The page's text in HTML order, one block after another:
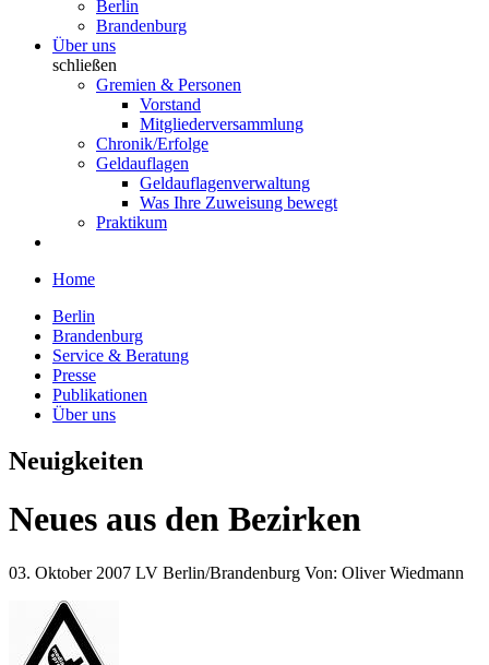
Berlin
Brandenburg
Über uns
schließen
Gremien & Personen
Vorstand
Mitgliederversammlung
Chronik/Erfolge
Geldauflagen
Geldauflagenverwaltung
Was Ihre Zuweisung bewegt
Praktikum
Home
Berlin
Brandenburg
Service & Beratung
Presse
Publikationen
Über uns
Neuigkeiten
Neues aus den Bezirken
03. Oktober 2007 LV Berlin/Brandenburg Von: Oliver Wiedmann